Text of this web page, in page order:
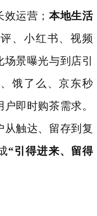
运营； 本地生活
、小红书、视频
景曝光与到店引
饿了么、京东秒
即时购茶需求。
从触达、留存到复
“引得进来、留得